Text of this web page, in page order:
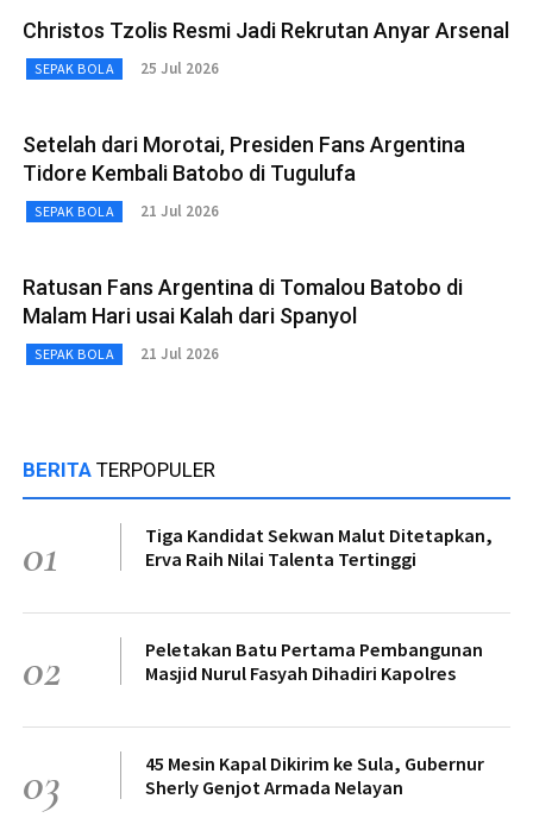
Christos Tzolis Resmi Jadi Rekrutan Anyar Arsenal
SEPAK BOLA 25 Jul 2026
Setelah dari Morotai, Presiden Fans Argentina
Tidore Kembali Batobo di Tugulufa
SEPAK BOLA 21 Jul 2026
Ratusan Fans Argentina di Tomalou Batobo di
Malam Hari usai Kalah dari Spanyol
SEPAK BOLA 21 Jul 2026
BERITA TERPOPULER
01
Tiga Kandidat Sekwan Malut Ditetapkan,
Erva Raih Nilai Talenta Tertinggi
02
Peletakan Batu Pertama Pembangunan
Masjid Nurul Fasyah Dihadiri Kapolres
03
45 Mesin Kapal Dikirim ke Sula, Gubernur
Sherly Genjot Armada Nelayan